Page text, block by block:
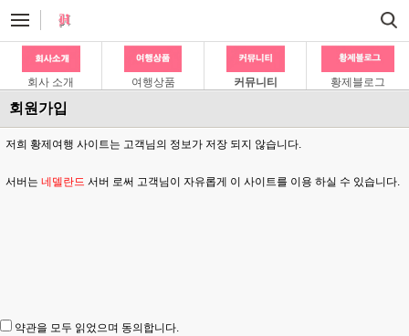
회사 소개 여행상품 커뮤니티 황제블로그
회원가입
저희 황제여행 사이트는 고객님의 정보가 저장 되지 않습니다.
서버는 네델란드 서버 로써 고객님이 자유롭게 이 사이트를 이용 하실 수 있습니다.
약관을 모두 읽었으며 동의합니다.